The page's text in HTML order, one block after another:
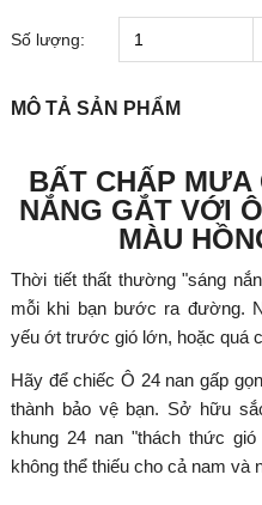
Số lượng:
MÔ TẢ SẢN PHẨM
BẤT CHẤP
NẮNG GẮT VỚI
MÀU
Thời tiết thất thường "sáng
mỗi khi bạn bước ra đường.
yếu ớt trước gió lớn, hoặc quá
Hãy để chiếc Ô 24 nan gấp
thành bảo vệ bạn. Sở hữu
khung 24 nan "thách thức
không thể thiếu cho cả nam và